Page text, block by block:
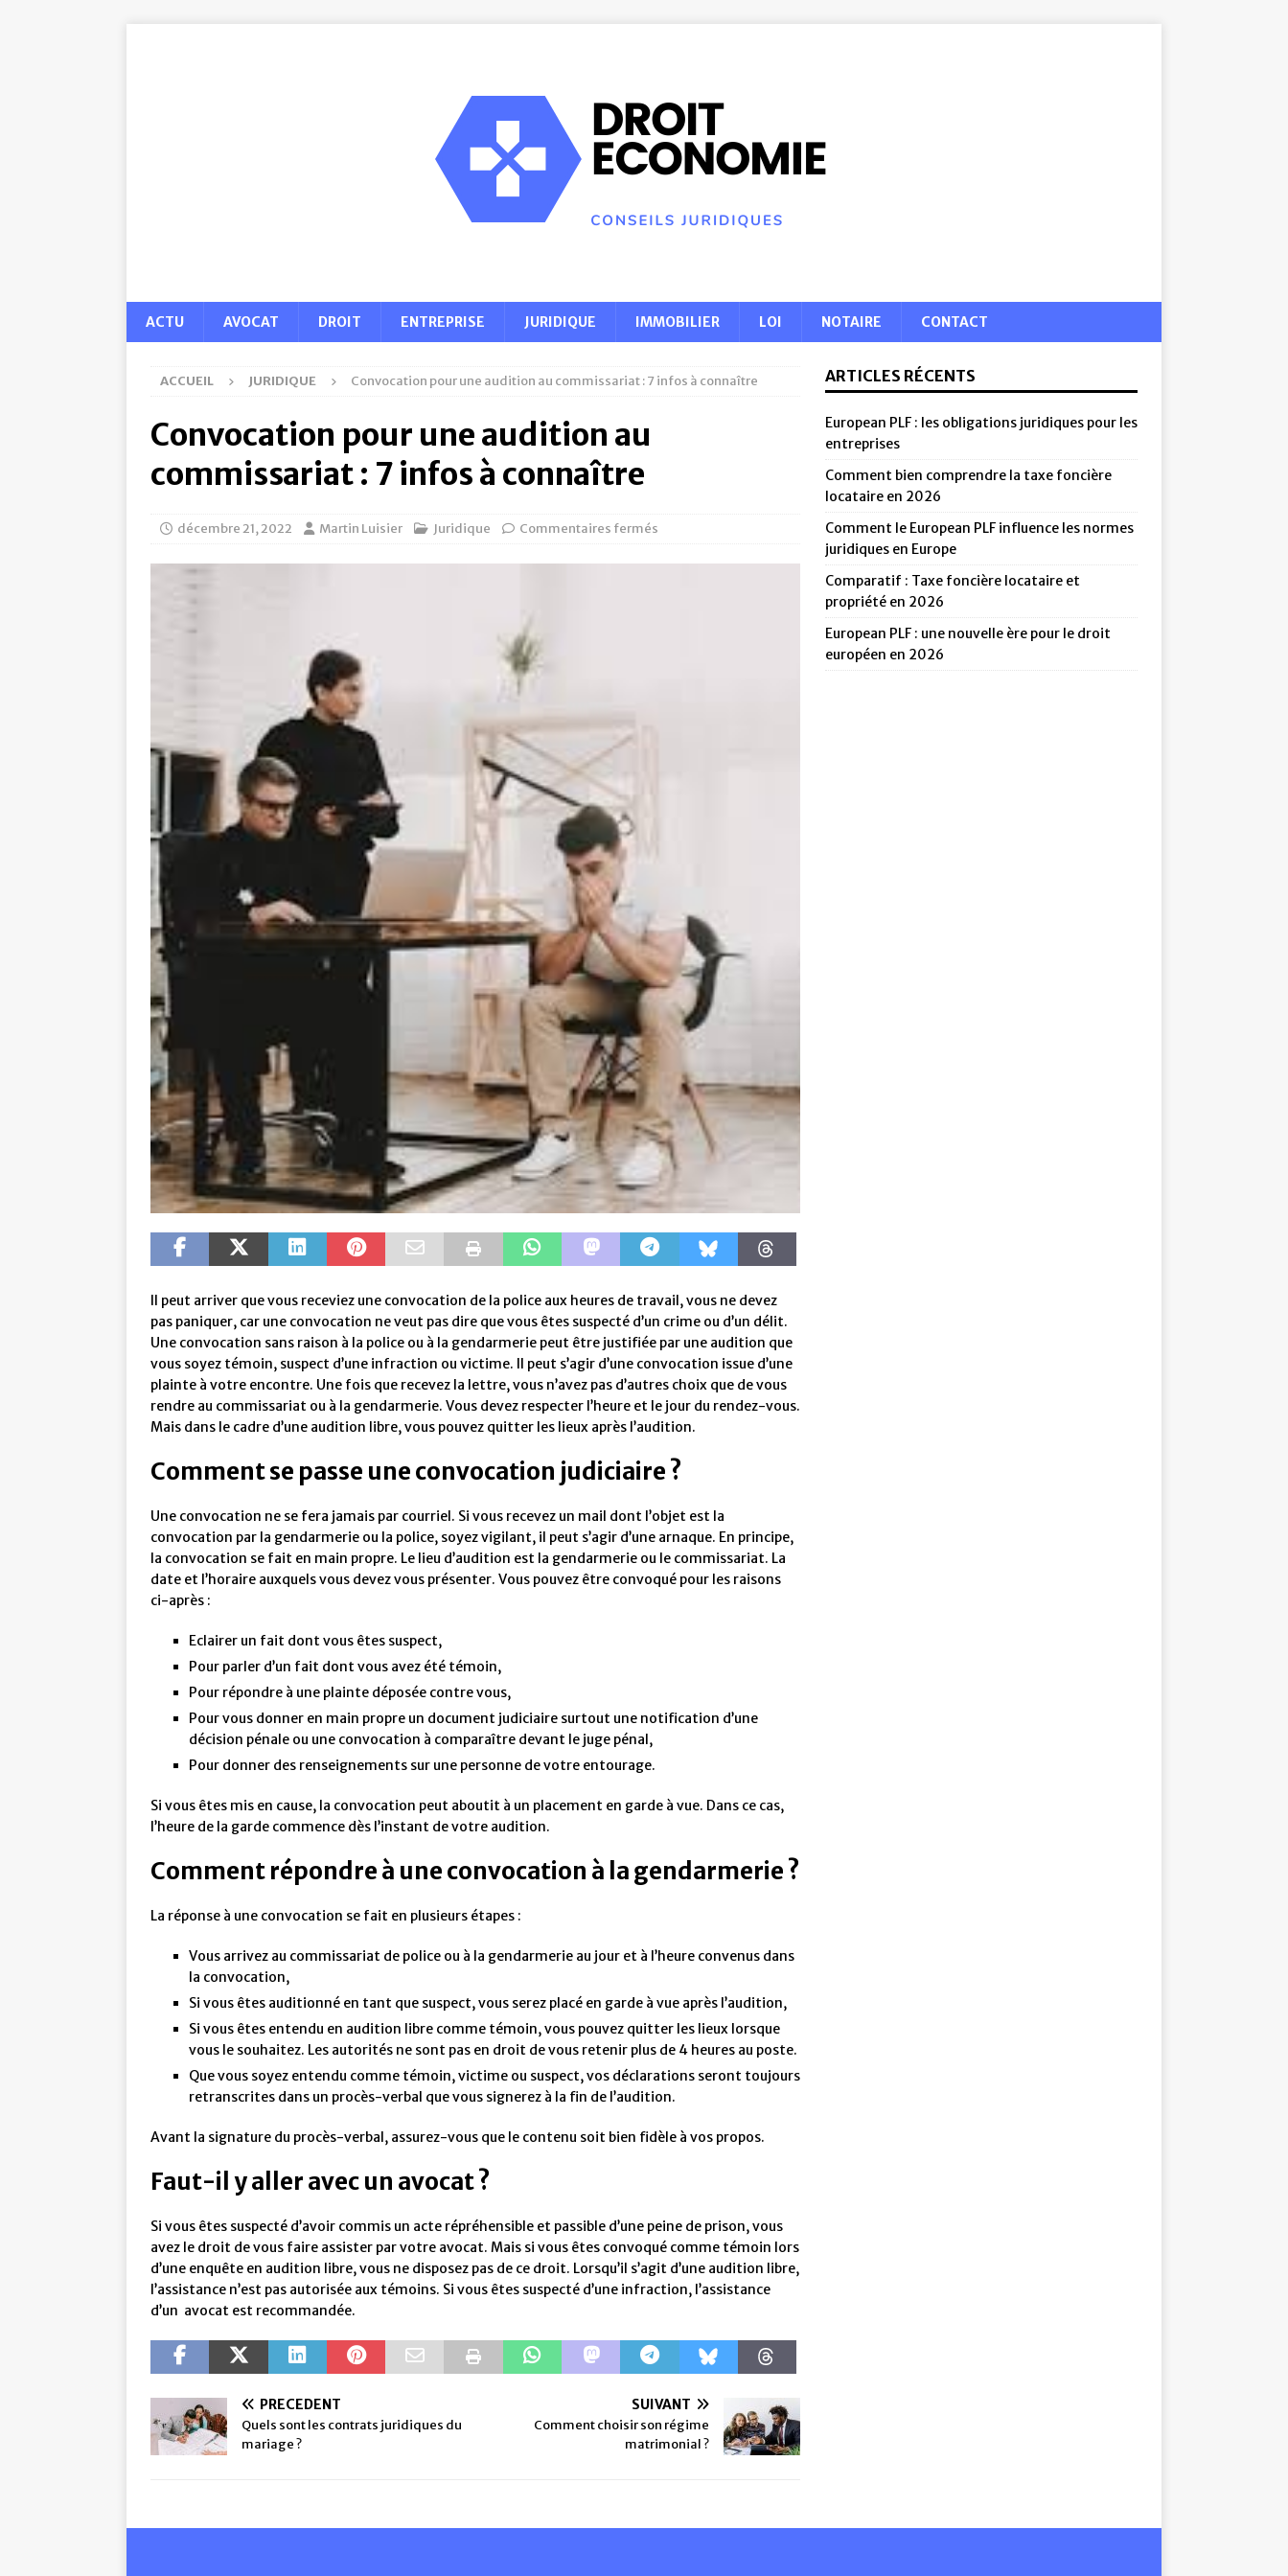
ACTU AVOCAT DROIT ENTREPRISE JURIDIQUE IMMOBILIER LOI NOTAIRE CONTACT
ACCUEIL JURIDIQUE Convocation pour une audition au commissariat : 7 infos à connaître
Convocation pour une audition au
commissariat : 7 infos à connaître
décembre 21, 2022 Martin Luisier Juridique Commentaires fermés
Il peut arriver que vous receviez une convocation de la police aux heures de travail, vous ne devez
pas paniquer, car une convocation ne veut pas dire que vous êtes suspecté d’un crime ou d’un délit.
Une convocation sans raison à la police ou à la gendarmerie peut être justifiée par une audition que
vous soyez témoin, suspect d’une infraction ou victime. Il peut s’agir d’une convocation issue d’une
plainte à votre encontre. Une fois que recevez la lettre, vous n’avez pas d’autres choix que de vous
rendre au commissariat ou à la gendarmerie. Vous devez respecter l’heure et le jour du rendez-vous.
Mais dans le cadre d’une audition libre, vous pouvez quitter les lieux après l’audition.
Comment se passe une convocation judiciaire ?
Une convocation ne se fera jamais par courriel. Si vous recevez un mail dont l’objet est la
convocation par la gendarmerie ou la police, soyez vigilant, il peut s’agir d’une arnaque. En principe,
la convocation se fait en main propre. Le lieu d’audition est la gendarmerie ou le commissariat. La
date et l’horaire auxquels vous devez vous présenter. Vous pouvez être convoqué pour les raisons
ci-après :
Eclairer un fait dont vous êtes suspect,
Pour parler d’un fait dont vous avez été témoin,
Pour répondre à une plainte déposée contre vous,
Pour vous donner en main propre un document judiciaire surtout une notification d’une
décision pénale ou une convocation à comparaître devant le juge pénal,
Pour donner des renseignements sur une personne de votre entourage.
Si vous êtes mis en cause, la convocation peut aboutit à un placement en garde à vue. Dans ce cas,
l’heure de la garde commence dès l’instant de votre audition.
Comment répondre à une convocation à la gendarmerie ?
La réponse à une convocation se fait en plusieurs étapes :
Vous arrivez au commissariat de police ou à la gendarmerie au jour et à l’heure convenus dans
la convocation,
Si vous êtes auditionné en tant que suspect, vous serez placé en garde à vue après l’audition,
Si vous êtes entendu en audition libre comme témoin, vous pouvez quitter les lieux lorsque
vous le souhaitez. Les autorités ne sont pas en droit de vous retenir plus de 4 heures au poste.
Que vous soyez entendu comme témoin, victime ou suspect, vos déclarations seront toujours
retranscrites dans un procès-verbal que vous signerez à la fin de l’audition.
Avant la signature du procès-verbal, assurez-vous que le contenu soit bien fidèle à vos propos.
Faut-il y aller avec un avocat ?
Si vous êtes suspecté d’avoir commis un acte répréhensible et passible d’une peine de prison, vous
avez le droit de vous faire assister par votre avocat. Mais si vous êtes convoqué comme témoin lors
d’une enquête en audition libre, vous ne disposez pas de ce droit. Lorsqu’il s’agit d’une audition libre,
l’assistance n’est pas autorisée aux témoins. Si vous êtes suspecté d’une infraction, l’assistance
d’un avocat est recommandée.
PRÉCÉDENT
Quels sont les contrats juridiques du
mariage ?
SUIVANT
Comment choisir son régime
matrimonial ?
ARTICLES RÉCENTS
European PLF : les obligations juridiques pour les
entreprises
Comment bien comprendre la taxe foncière
locataire en 2026
Comment le European PLF influence les normes
juridiques en Europe
Comparatif : Taxe foncière locataire et
propriété en 2026
European PLF : une nouvelle ère pour le droit
européen en 2026